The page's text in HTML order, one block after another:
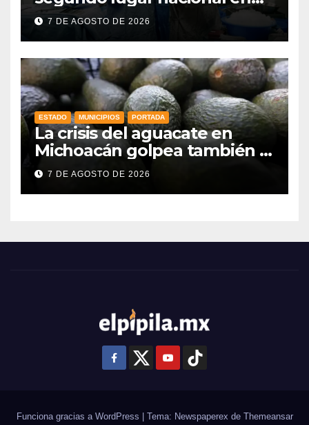
procuración de órganos
7 DE AGOSTO DE 2026
ESTADO MUNICIPIOS PORTADA
La crisis del aguacate en
Michoacán golpea también a
productores de Guanajuato
7 DE AGOSTO DE 2026
Funciona gracias a WordPress | Tema: Newspaperex de Themeansar